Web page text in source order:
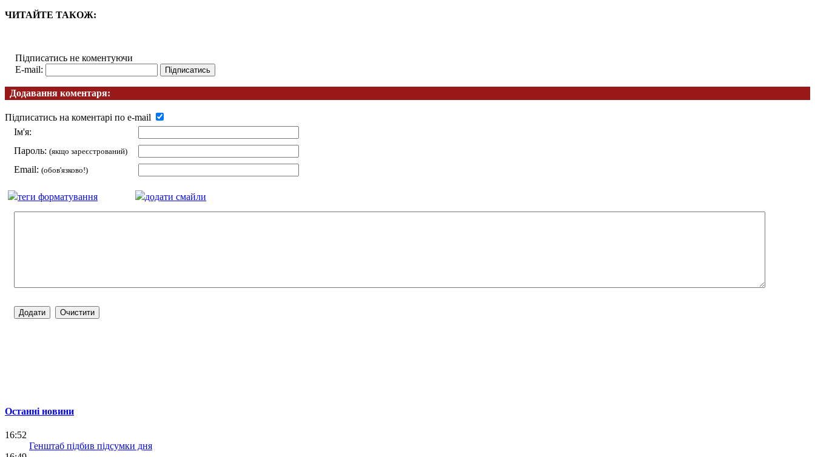
ЧИТАЙТЕ ТАКОЖ:
Підписатись не коментуючи
E-mail:
Додавання коментаря:
Підписатись на коментарі по e-mail
Ім'я:
Пароль: (якщо зареєстрований)
Email: (обов'язково!)
теги форматування додати смайли
Останні новини
16:52
Генштаб підбив підсумки дня